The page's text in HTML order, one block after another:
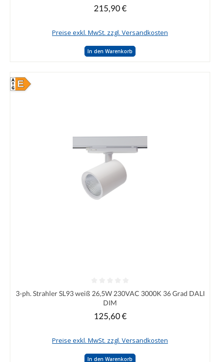
Regulärer Preis:
215,90 €
Preise exkl. MwSt. zzgl. Versandkosten
In den Warenkorb
E
Durchschnittliche Bewertung von 0 von 5 Sternen
3-ph. Strahler SL93 weiß 26,5W 230VAC 3000K 36 Grad DALI
DIM
Regulärer Preis:
125,60 €
Preise exkl. MwSt. zzgl. Versandkosten
In den Warenkorb